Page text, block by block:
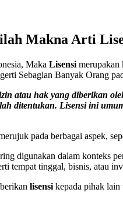
Makna Arti
Maka Lisensi merupakan
Sebagian Banyak Orang
atau hak yang diberikan
ditentukan. Lisensi ini
pada berbagai aspek,
digunakan dalam konteks
tempat tinggal, bisnis, atau
lisensi kepada pihak lain